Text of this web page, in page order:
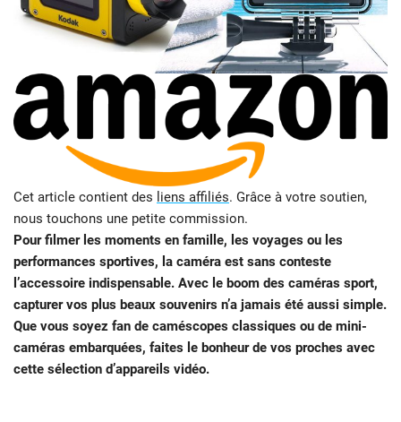
Cet article contient des liens affiliés. Grâce à votre soutien,
nous touchons une petite commission.
Pour filmer les moments en famille, les voyages ou les
performances sportives, la caméra est sans conteste
l’accessoire indispensable. Avec le boom des caméras sport,
capturer vos plus beaux souvenirs n’a jamais été aussi simple.
Que vous soyez fan de caméscopes classiques ou de mini-
caméras embarquées, faites le bonheur de vos proches avec
cette sélection d’appareils vidéo.